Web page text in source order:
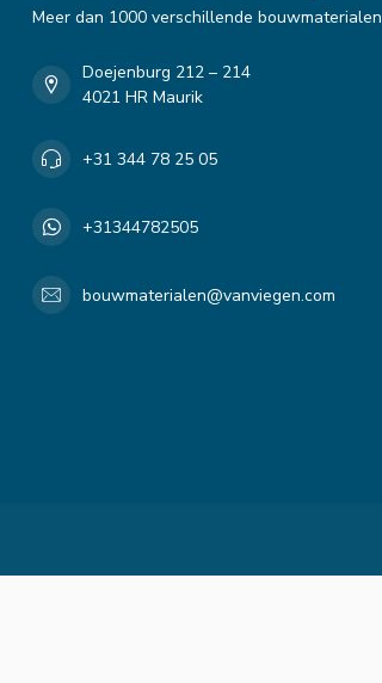
Meer dan 1000 verschillende bouwmaterialen
Doejenburg 212 – 214
4021 HR Maurik
+31 344 78 25 05
+31344782505
bouwmaterialen@vanviegen.com